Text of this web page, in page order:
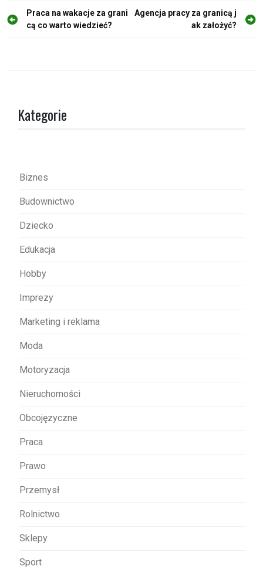
N
Praca na wakacje za grani
cą co warto wiedzieć?
Agencja pracy za granicą j
ak założyć?
Kategorie
Biznes
Budownictwo
Dziecko
Edukacja
Hobby
Imprezy
Marketing i reklama
Moda
Motoryzacja
Nieruchomości
Obcojęzyczne
Praca
Prawo
Przemysł
Rolnictwo
Sklepy
Sport